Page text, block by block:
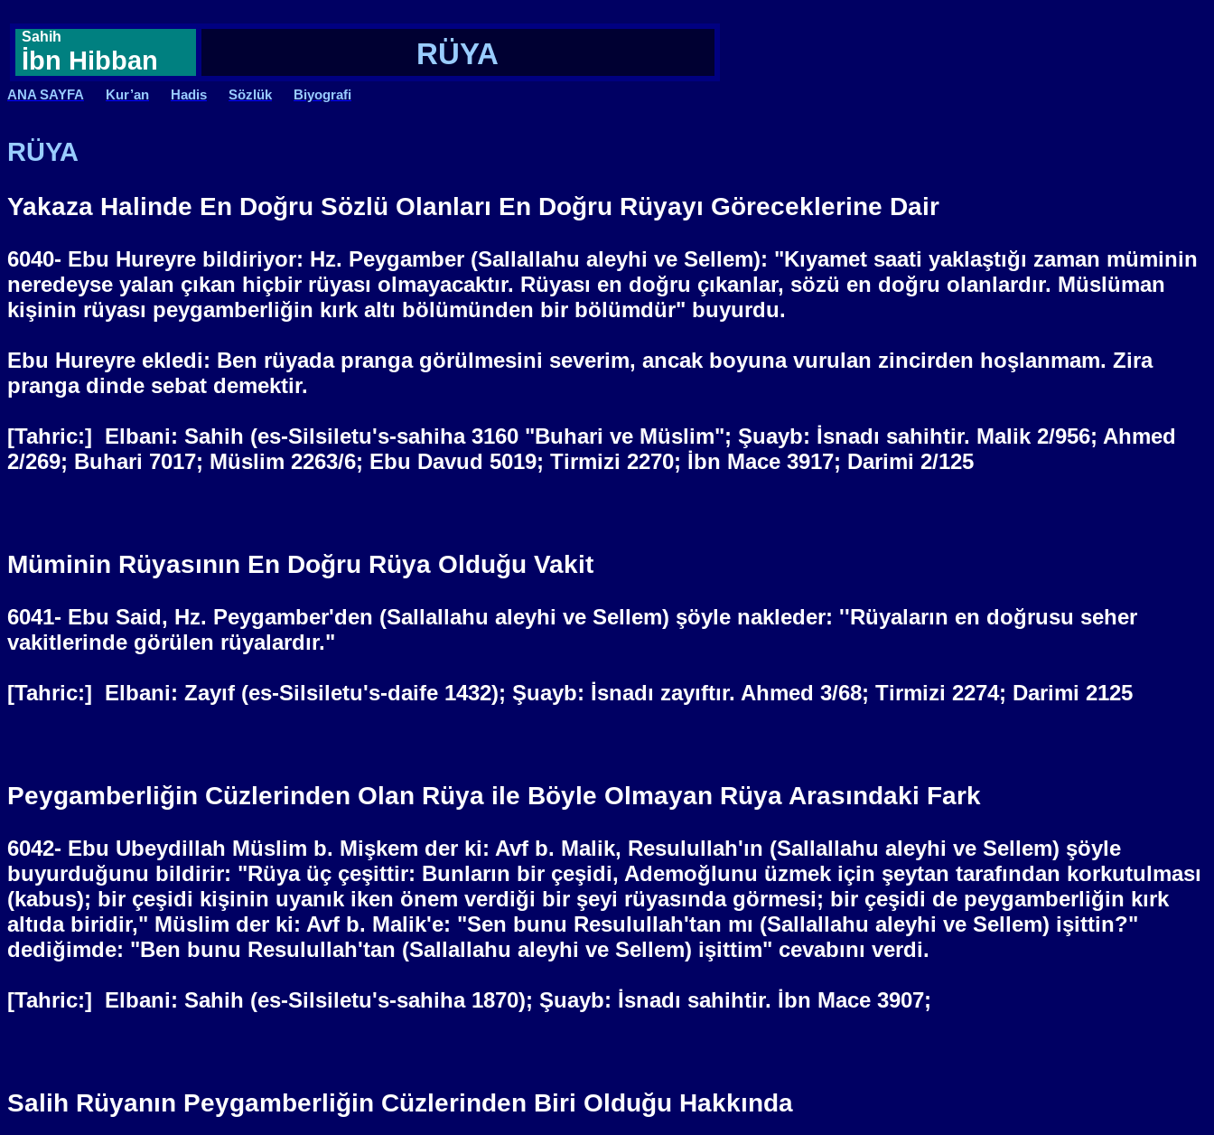
Sahih
İbn Hibban RÜYA
ANA SAYFA Kur’an Hadis Sözlük Biyografi
RÜYA
Yakaza Halinde En Doğru Sözlü Olanları En Doğru Rüyayı Göreceklerine Dair
6040- Ebu Hureyre bildiriyor: Hz. Peygamber (Sallallahu aleyhi ve Sellem): "Kıyamet saati yaklaştığı zaman müminin
neredeyse yalan çıkan hiçbir rüyası olmayacaktır. Rüyası en doğru çıkanlar, sözü en doğru olanlardır. Müslüman
kişinin rüyası peygamberliğin kırk altı bölümünden bir bölümdür" buyurdu.
Ebu Hureyre ekledi: Ben rüyada pranga görülmesini severim, ancak boyuna vurulan zincirden hoşlanmam. Zira
pranga dinde sebat demektir.
[Tahric:] Elbani: Sahih (es-Silsiletu's-sahiha 3160 "Buhari ve Müslim"; Şuayb: İsnadı sahihtir. Malik 2/956; Ahmed
2/269; Buhari 7017; Müslim 2263/6; Ebu Davud 5019; Tirmizi 2270; İbn Mace 3917; Darimi 2/125
Müminin Rüyasının En Doğru Rüya Olduğu Vakit
6041- Ebu Said, Hz. Peygamber'den (Sallallahu aleyhi ve Sellem) şöyle nakleder: ''Rüyaların en doğrusu seher
vakitlerinde görülen rüyalardır."
[Tahric:] Elbani: Zayıf (es-Silsiletu's-daife 1432); Şuayb: İsnadı zayıftır. Ahmed 3/68; Tirmizi 2274; Darimi 2125
Peygamberliğin Cüzlerinden Olan Rüya ile Böyle Olmayan Rüya Arasındaki Fark
6042- Ebu Ubeydillah Müslim b. Mişkem der ki: Avf b. Malik, Resulullah'ın (Sallallahu aleyhi ve Sellem) şöyle
buyurduğunu bildirir: "Rüya üç çeşittir: Bunların bir çeşidi, Ademoğlunu üzmek için şeytan tarafından korkutulması
(kabus); bir çeşidi kişinin uyanık iken önem verdiği bir şeyi rüyasında görmesi; bir çeşidi de peygamberliğin kırk
altıda biridir," Müslim der ki: Avf b. Malik'e: "Sen bunu Resulullah'tan mı (Sallallahu aleyhi ve Sellem) işittin?"
dediğimde: "Ben bunu Resulullah'tan (Sallallahu aleyhi ve Sellem) işittim" cevabını verdi.
[Tahric:] Elbani: Sahih (es-Silsiletu's-sahiha 1870); Şuayb: İsnadı sahihtir. İbn Mace 3907;
Salih Rüyanın Peygamberliğin Cüzlerinden Biri Olduğu Hakkında